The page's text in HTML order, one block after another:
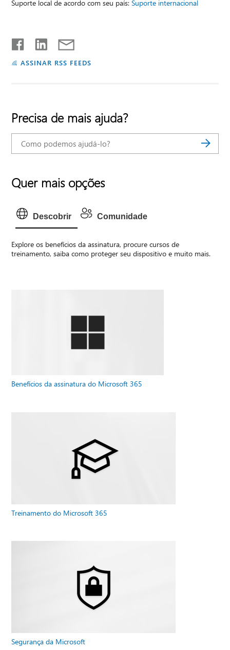
Suporte local de acordo com seu país:Suporte internacional
ASSINAR RSS FEEDS
Precisa de mais ajuda?
Quer mais opções
Descobrir Comunidade
Explore os benefícios da assinatura, procure cursos de
treinamento, saiba como proteger seu dispositivo e muito mais.
Benefícios da assinatura do Microsoft 365
Treinamento do Microsoft 365
Segurança da Microsoft